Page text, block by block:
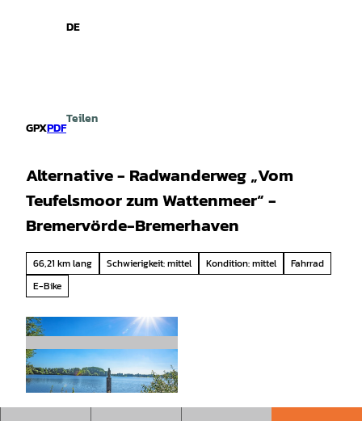
Gebärdensprache
DE
GPXPDF
Teilen
Alternative - Radwanderweg „Vom
Teufelsmoor zum Wattenmeer“ -
Bremervörde-Bremerhaven
66,21 km lang Schwierigkeit: mittel Kondition: mittel
Fahrrad
E-Bike
ler Fotografie |CC-BY-SA